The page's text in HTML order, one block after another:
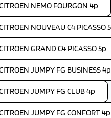
NEMO FOURGON 4p
NOUVEAU C4 PICASSO
GRAND C4 PICASSO 5p
JUMPY FG BUSINESS 4p
JUMPY FG CLUB 4p
JUMPY FG CONFORT 4p